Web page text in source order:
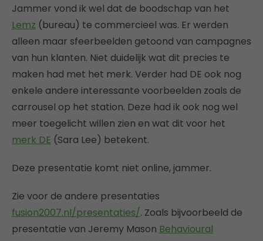
Jammer vond ik wel dat de boodschap van het
Lemz (bureau) te commercieel was. Er werden
alleen maar sfeerbeelden getoond van campagnes
van hun klanten. Niet duidelijk wat dit precies te
maken had met het merk. Verder had DE ook nog
enkele andere interessante voorbeelden zoals de
carrousel op het station. Deze had ik ook nog wel
meer toegelicht willen zien en wat dit voor het
merk DE (Sara Lee) betekent.
Deze presentatie komt niet online, jammer.
Zie voor de andere presentaties
fusion2007.nl/presentaties/. Zoals bijvoorbeeld de
presentatie van Jeremy Mason Behavioural